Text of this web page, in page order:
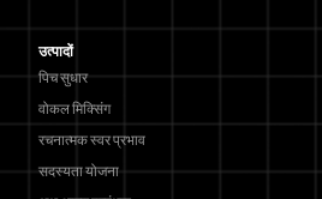
उत्पादों
पिच सुधार
वोकल मिक्सिंग
रचनात्मक स्वर प्रभाव
सदस्यता योजना